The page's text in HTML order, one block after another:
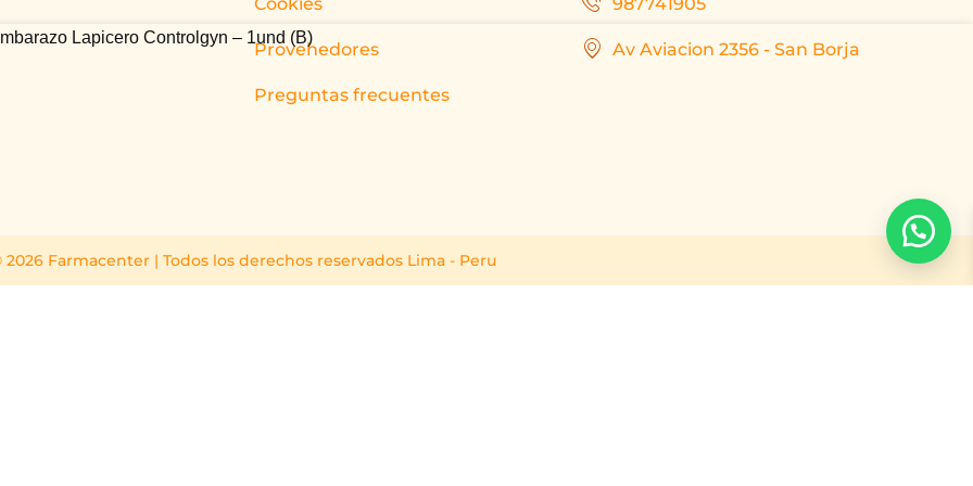
Provehedores
Preguntas frecuentes
Av Aviacion 2356 - San Borja
2026 Farmacenter | Todos los derechos reservados Lima - Peru
Lapicero Controlgyn – 1und (B)